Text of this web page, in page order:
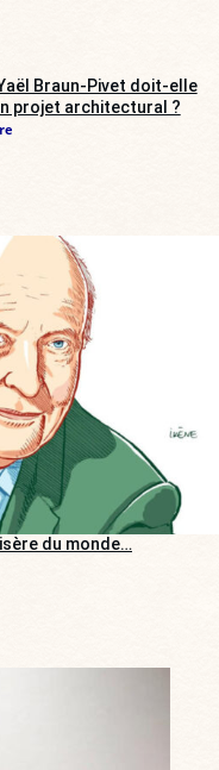
Yaël Braun-Pivet doit-elle
projet architectural ?
du monde…